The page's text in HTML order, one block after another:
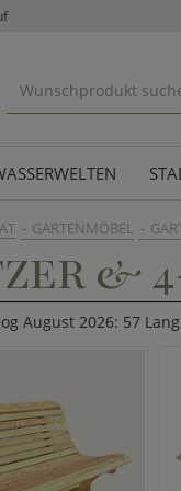
GARTENMÖBEL
&
August 2026: 57